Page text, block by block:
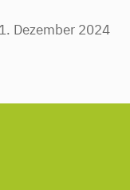
Dezember 2024